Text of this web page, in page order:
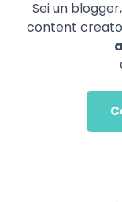
Sei un
content